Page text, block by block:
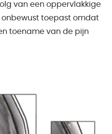
van een oppervlakkige
toepast omdat
toename van de pijn